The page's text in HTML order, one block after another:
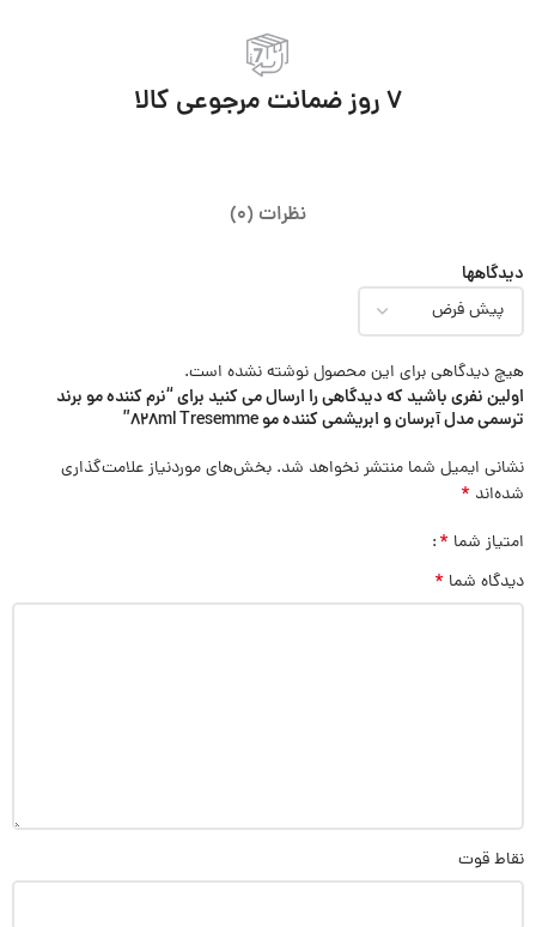
7 روز ضمانت مرجوعی کالا
نظرات (0)
دیدگاهها
هیچ دیدگاهی برای این محصول نوشته نشده است.
اولین نفری باشید که دیدگاهی را ارسال می کنید برای “نرم کننده مو برند
ترسمی مدل آبرسان و ابریشمی کننده مو 828ml Tresemme”
نشانی ایمیل شما منتشر نخواهد شد. بخش‌های موردنیاز علامت‌گذاری
شده‌اند *
امتیاز شما *
دیدگاه شما *
نقاط قوت